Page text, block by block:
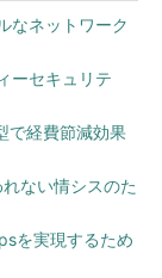
なネットワーク
ーセキュリテ
で経費節減効果
ない情シスのた
を実現するため